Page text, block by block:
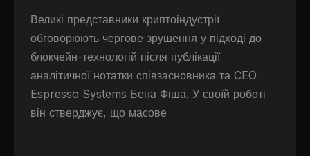
Великі представники криптоіндустрії
обговорюють чергове зрушення у підході до
блокчейн-технологій після публікації
аналітичної нотатки співзасновника та CEO
Espresso Systems Бена Фіша. У своїй роботі
він стверджує, що масове